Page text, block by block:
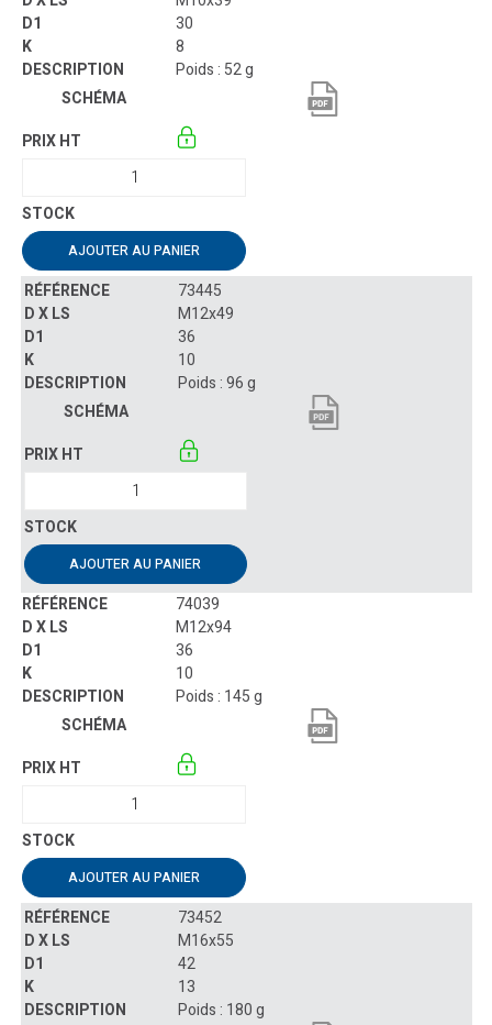
30
8
Poids : 52 g
AJOUTER AU PANIER
73445
M12x49
36
10
Poids : 96 g
AJOUTER AU PANIER
74039
M12x94
36
10
Poids : 145 g
AJOUTER AU PANIER
73452
M16x55
42
13
Poids : 180 g